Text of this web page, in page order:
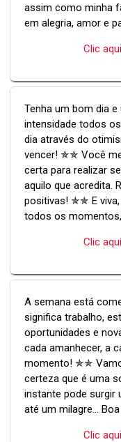
assim como minha
em alegria, amor e
Clic
Tenha um bom dia
intensidade todos
dia através do
vencer! ✯✯ Você
certa para realizar
aquilo que acredita.
positivas! ✯✯ E viva,
todos os
Clic
A semana está
significa trabalho,
oportunidades e
cada amanhecer, a
momento! ✯✯
certeza que é uma
instante pode surgir
até um milagre...
Clic